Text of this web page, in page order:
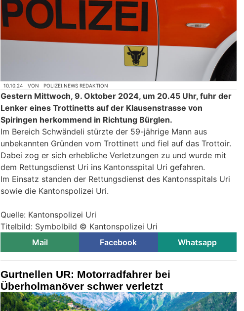
10.10.24 VON POLIZEI.NEWS REDAKTION
Gestern Mittwoch, 9. Oktober 2024, um 20.45 Uhr, fuhr der
Lenker eines Trottinetts auf der Klausenstrasse von
Spiringen herkommend in Richtung Bürglen.
Im Bereich Schwändeli stürzte der 59-jährige Mann aus
unbekannten Gründen vom Trottinett und fiel auf das Trottoir.
Dabei zog er sich erhebliche Verletzungen zu und wurde mit
dem Rettungsdienst Uri ins Kantonsspital Uri gefahren.
Im Einsatz standen der Rettungsdienst des Kantonsspitals Uri
sowie die Kantonspolizei Uri.
Quelle: Kantonspolizei Uri
Titelbild: Symbolbild © Kantonspolizei Uri
Mail
Facebook Whatsapp
Gurtnellen UR: Motorradfahrer bei
Überholmanöver schwer verletzt